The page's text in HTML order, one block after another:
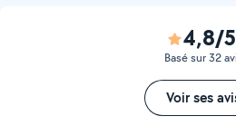
4,8/5
Basé sur 32
Voir ses